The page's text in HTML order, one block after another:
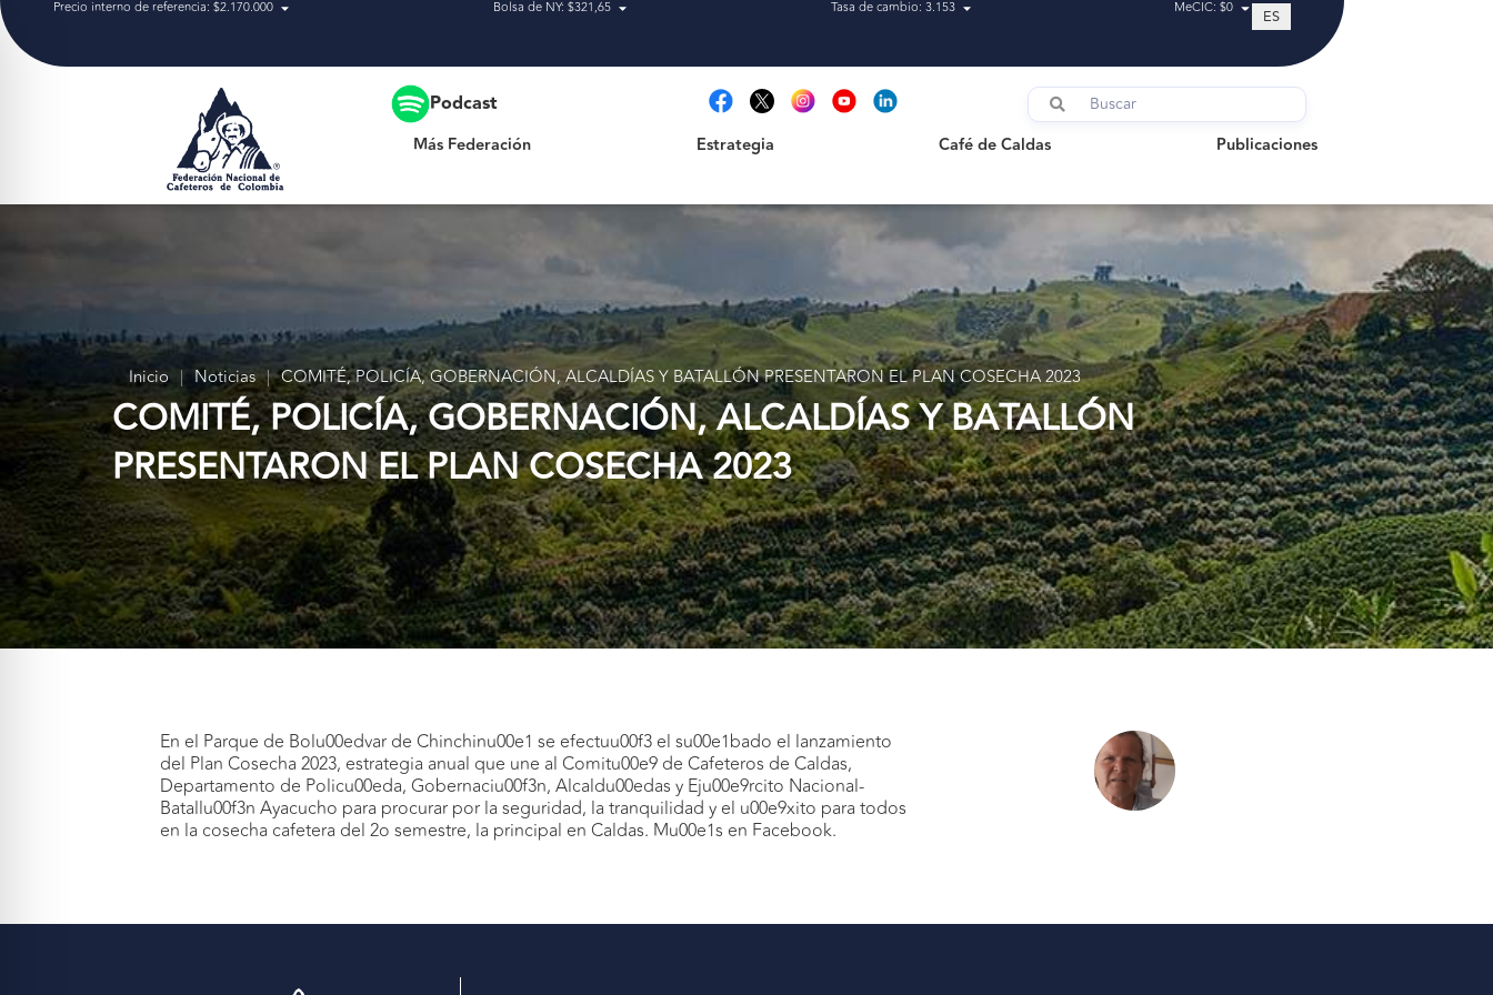
Precio interno de referencia: $2.170.000 Bolsa de NY: $321,65 Tasa de cambio: 3.153 MeCIC: $0 ES
Podcast
Más Federación Estrategia Café de Caldas Publicaciones
Publicaciones
Inicio | Noticias | COMITÉ, POLICÍA, GOBERNACIÓN, ALCALDÍAS Y BATALLÓN PRESENTARON EL PLAN COSECHA 2023
COMITÉ, POLICÍA, GOBERNACIÓN, ALCALDÍAS Y BATALLÓN
PRESENTARON EL PLAN COSECHA 2023
En el Parque de Bolu00edvar de Chinchinu00e1 se efectuu00f3 el su00e1bado el lanzamiento
del Plan Cosecha 2023, estrategia anual que une al Comitu00e9 de Cafeteros de Caldas,
Departamento de Policu00eda, Gobernaciu00f3n, Alcaldu00edas y Eju00e9rcito Nacional-
Batallu00f3n Ayacucho para procurar por la seguridad, la tranquilidad y el u00e9xito para todos
en la cosecha cafetera del 2o semestre, la principal en Caldas. Mu00e1s en Facebook.